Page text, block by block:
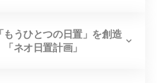
うひとつの日置」を創造
ネオ日置計画」